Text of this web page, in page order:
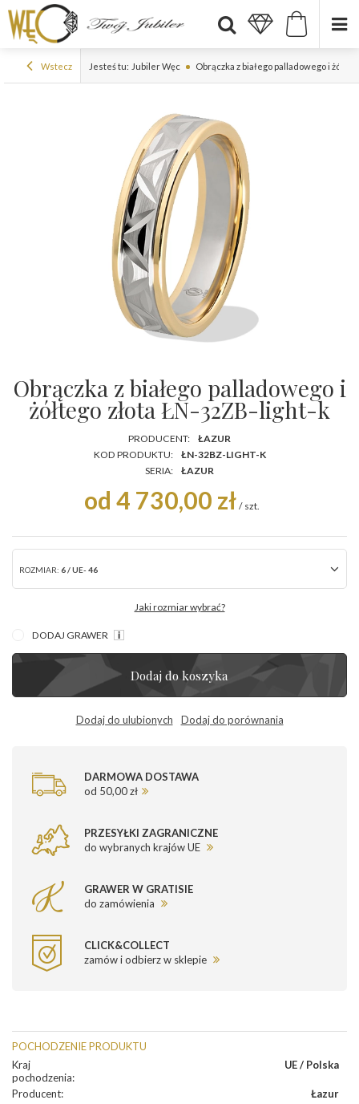
Wstecz Jesteś tu: Jubiler Węc Obrączka z białego palladowego i
Obrączka z białego palladowego i
żółtego złota ŁN-32ZB-light-k
PRODUCENT:
ŁAZUR
KOD PRODUKTU:
ŁN-32BZ-LIGHT-K
SERIA:
ŁAZUR
od 4 730,00 zł / szt.
ROZMIAR: 6 / UE- 46
Jaki rozmiar wybrać?
DODAJ GRAWER
Dodaj do koszyka
Dodaj do ulubionych Dodaj do porównania
DARMOWA DOSTAWA
od 50,00 zł
PRZESYŁKI ZAGRANICZNE
do wybranych krajów UE
GRAWER W GRATISIE
do zamówienia
CLICK&COLLECT
zamów i odbierz w sklepie
POCHODZENIE PRODUKTU
Kraj
pochodzenia:
UE / Polska
Producent: Łazur